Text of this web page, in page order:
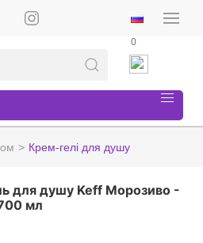
0
Крем-гелі для душу
для душу Keff Морозиво -
мл